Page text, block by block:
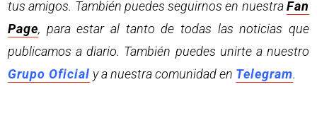
tus amigos. También puedes seguirnos en nuestraFan
Page, para estar al tanto de todas las noticias que
publicamos a diario. También puedes unirte a nuestro
Grupo Oficial y a nuestra comunidad en Telegram.